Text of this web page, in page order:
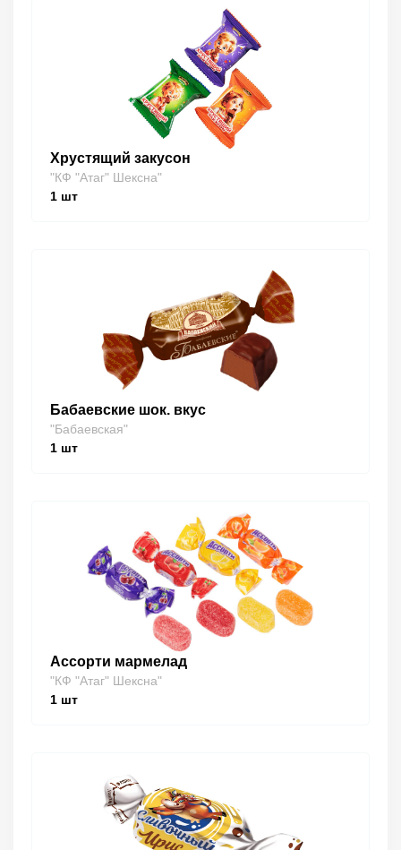
Хрустящий закусон
"КФ "Атаг" Шексна"
1 шт
Бабаевские шок. вкус
"Бабаевская"
1 шт
Ассорти мармелад
"КФ "Атаг" Шексна"
1 шт